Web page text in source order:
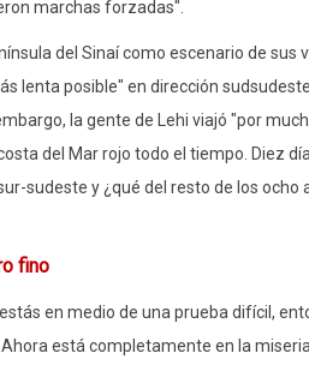
marchas forzadas".
del Sinaí como escenario de sus
lenta posible" en dirección
la gente de Lehi viajó "por
del Mar rojo todo el tiempo. Diez
sudeste y ¿qué del resto de los ocho
fino
en medio de una prueba difícil,
está completamente en la